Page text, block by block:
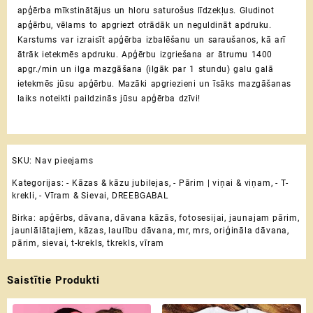
apģērba mīkstinātājus un hloru saturošus līdzekļus. Gludinot
apģērbu, vēlams to apgriezt otrādāk un neguldināt apdruku.
Karstums var izraisīt apģērba izbalēšanu un saraušanos, kā arī
ātrāk ietekmēs apdruku. Apģērbu izgriešana ar ātrumu 1400
apgr./min un ilga mazgāšana (ilgāk par 1 stundu) galu galā
ietekmēs jūsu apģērbu. Mazāki apgriezieni un īsāks mazgāšanas
laiks noteikti paildzinās jūsu apģērba dzīvi!
SKU: Nav pieejams
Kategorijas:- Kāzas & kāzu jubilejas,- Pārim | viņai & viņam,- T-
krekli,- Vīram & Sievai, DREEBGABAL
Birka: apģērbs, dāvana,dāvana kāzās,fotosesijai, jaunajam pārim,
jaunlālātajiem, kāzas, laulību dāvana,mr,mrs,oriģināla dāvana,
pārim, sievai,t-krekls,tkrekls,vīram
Saistītie Produkti